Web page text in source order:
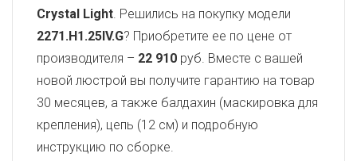
Crystal Light. Решились на покупку модели
2271.H1.25IV.G? Приобретите ее по цене от
производителя – 22 910 руб. Вместе с вашей
новой люстрой вы получите гарантию на товар
30 месяцев, а также балдахин (маскировка для
крепления), цепь (12 см) и подробную
инструкцию по сборке.